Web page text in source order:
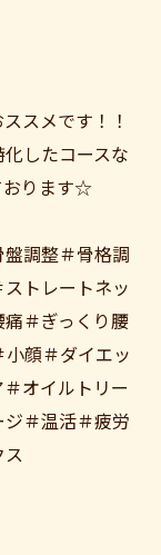
スメです！！
したコースな
おります☆
調整＃骨格調
トレートネッ
＃ぎっくり腰
顔＃ダイエッ
オイルトリー
ジ＃温活＃疲労
ス